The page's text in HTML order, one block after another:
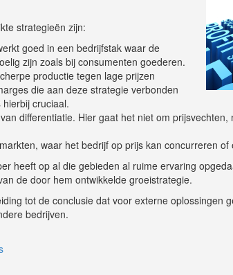
strategieën zijn:
goed in een bedrijfstak waar de
zijn zoals bij consumenten goederen.
productie tegen lage prijzen
die aan deze strategie verbonden
cruciaal.
differentiatie. Hier gaat het niet om
waar het bedrijf op prijs kan concurreren of
heeft op al die gebieden al ruime ervaring
de door hem ontwikkelde groeistrategie.
tot de conclusie dat voor externe oplossingen
bedrijven.